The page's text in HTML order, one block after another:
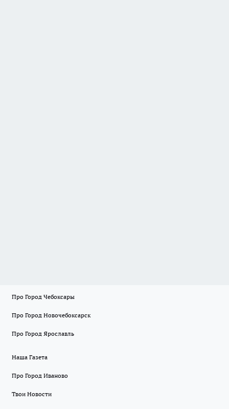
Про Город Чебоксары
Про Город Новочебоксарск
Про Город Ярославль
Наша Газета
Про Город Иваново
Твои Новости